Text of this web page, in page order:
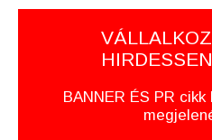
BANNER ÉS PR